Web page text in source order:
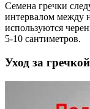
Семена гречки
интервалом между
используются
5-10 сантиметров.
Уход за гречкой